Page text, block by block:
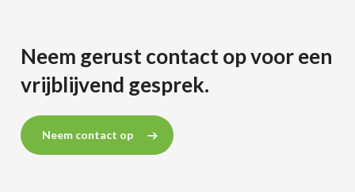
Neem gerust contact op voor een
vrijblijvend gesprek.
Neem contact op